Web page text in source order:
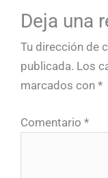
Deja una
Tu dirección de
publicada. Los
marcados con *
Comentario *